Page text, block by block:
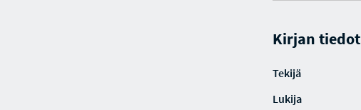
Kirjan tiedot
Tekijä
Lukija